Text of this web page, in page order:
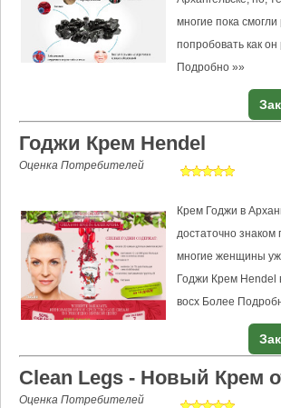
многие пока
попробовать как он
Подробно »»
Годжи Крем Hendel
Оценка Потребителей
Крем Годжи в
достаточно знаком
многие женщины
Годжи Крем Hendel
восх Более
Clean Legs - Новый Крем
Оценка Потребителей